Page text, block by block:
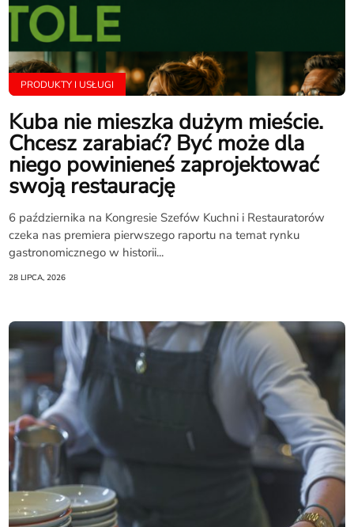
PRODUKTY I USŁUGI
Kuba nie mieszka dużym mieście.
Chcesz zarabiać? Być może dla
niego powinieneś zaprojektować
swoją restaurację
6 października na Kongresie Szefów Kuchni i Restauratorów
czeka nas premiera pierwszego raportu na temat rynku
gastronomicznego w historii...
28 LIPCA, 2026